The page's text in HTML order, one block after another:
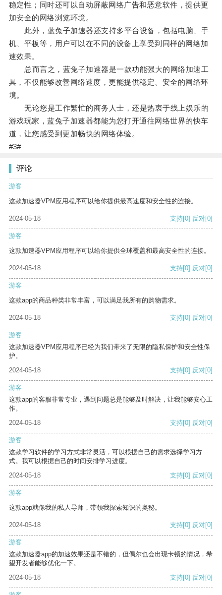
稳定性；同时还可以自动屏蔽网络广告和恶意软件，提供更
加安全的网络浏览环境。
此外，蓝兔子加速器还支持多平台设备，包括电脑、手
机、平板等，用户可以在不同的设备上享受到同样的网络加
速效果。
总而言之，蓝兔子加速器是一款功能强大的网络加速工
具，不仅能够改善网络速度，更能提供稳定、安全的网络环
境。
无论您是工作繁忙的商务人士，还是热衷于线上娱乐的
游戏玩家，蓝兔子加速器都能为您打开通往网络世界的快车
道，让您感受到更加畅快的网络体验。
#3#
评论
游客
这款加速器VPM应用程序可以给你提供最高速度和安全性的连接。
2024-05-18 支持[0] 反对[0]
游客
这款加速器VPM应用程序可以给你提供全球覆盖和最高安全性的连接。
2024-05-18 支持[0] 反对[0]
游客
这款app的商品种类非常丰富，可以满足我所有的购物需求。
2024-05-18 支持[0] 反对[0]
游客
这款加速器VPM应用程序已经为我们带来了无限的隐私保护和安全性保
护。
2024-05-18
支持[0] 反对[0]
游客
这款app的客服非常专业，遇到问题总是能够及时解决，让我能够安心工
作。
2024-05-18
支持[0] 反对[0]
游客
这款学习软件的学习方式非常灵活，可以根据自己的需求选择学习方
式。我可以根据自己的时间安排学习进度。
2024-05-18
支持[0] 反对[0]
游客
这款app就像我的私人导师，带领我探索知识的奥秘。
2024-05-18 支持[0] 反对[0]
游客
这款加速器app的加速效果还是不错的，但偶尔也会出现卡顿的情况，希
望开发者能够优化一下。
2024-05-18
支持[0] 反对[0]